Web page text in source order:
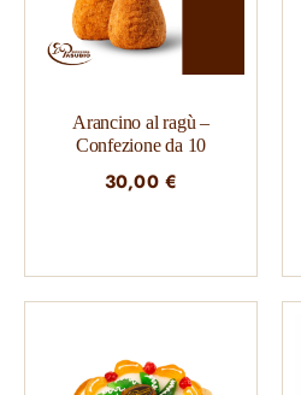
Arancino al ragù –
Confezione da 10
30,00€